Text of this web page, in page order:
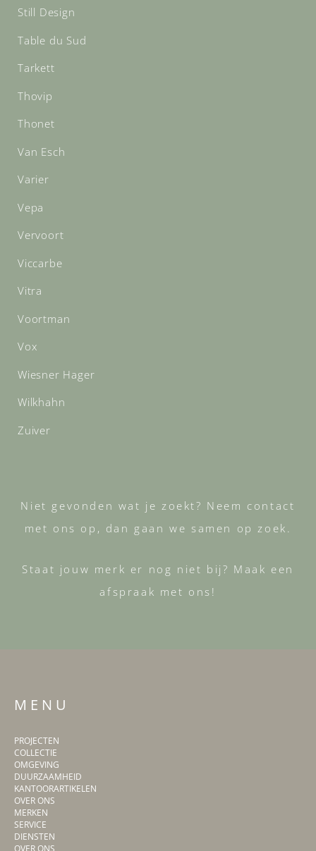
Still Design
Table du Sud
Tarkett
Thovip
Thonet
Van Esch
Varier
Vepa
Vervoort
Viccarbe
Vitra
Voortman
Vox
Wiesner Hager
Wilkhahn
Zuiver
Niet gevonden wat je zoekt? Neem contact
met ons op, dan gaan we samen op zoek.
Staat jouw merk er nog niet bij? Maak een
afspraak met ons!
M E N U
PROJECTEN
COLLECTIE
OMGEVING
DUURZAAMHEID
KANTOORARTIKELEN
OVER ONS
MERKEN
SERVICE
DIENSTEN
OVER ONS